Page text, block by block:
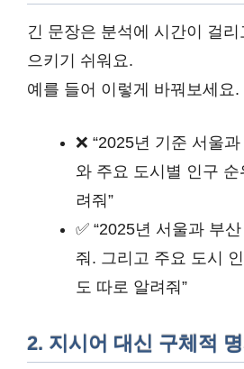
긴 문장은 분석에 시간이 걸
으키기 쉬워요.
예를 들어 이렇게 바꿔보세요.
❌ “2025년 기준 서울
와 주요 도시별 인구
려줘”
✅ “2025년 서울과 부
줘. 그리고 주요 도시
도 따로 알려줘”
2. 지시어 대신 구체적